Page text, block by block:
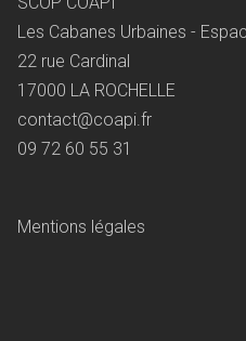
Les Cabanes Urbaines -
22 rue Cardinal
17000 LA ROCHELLE
contact@coapi.fr
09 72 60 55 31
Mentions légales